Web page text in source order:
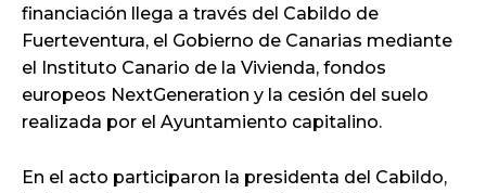
financiación llega a través del Cabildo de
Fuerteventura, el Gobierno de Canarias mediante
el Instituto Canario de la Vivienda, fondos
europeos NextGeneration y la cesión del suelo
realizada por el Ayuntamiento capitalino.
En el acto participaron la presidenta del Cabildo,